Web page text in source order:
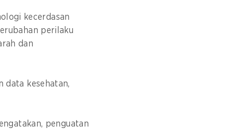
kecerdasan
perilaku
dan
data kesehatan,
penguatan